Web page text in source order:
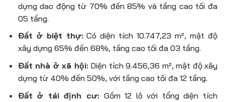
dựng dao động từ 70% đến 85% và tầng cao tối đa
05 tầng.
Đất ở biệt thự:Có diện tích 10.747,23 m², mật độ
xây dựng 65% đến 68%, tầng cao tối đa 03 tầng.
Đất nhà ở xã hội:Diện tích 9.456,36 m², mật độ xây
dựng từ 40% đến 50%, với tầng cao tối đa 12 tầng.
Đất ở tái định cư: Gồm 12 lô với tổng diện tích